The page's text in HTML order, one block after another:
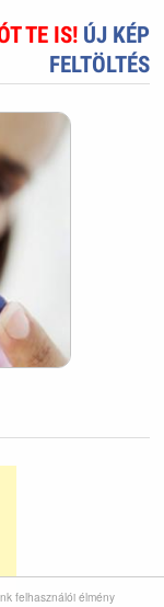
felhasználói élmény
TE IS! ÚJ KÉP
FELTÖLTÉS